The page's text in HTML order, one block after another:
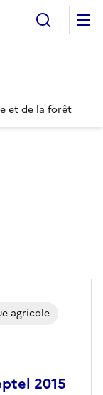
et de la forêt
2015
agricole